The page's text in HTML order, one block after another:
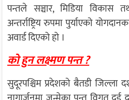
पन्तले सञ्चार, मिडिया विकास
अन्तर्राष्ट्रिय रुपमा पुर्याएको
अवार्ड दिएको हो ।
को हुन लक्ष्मण पन्त ?
सुदूरपश्चिम प्रदेशको बैतडी जिल्ला